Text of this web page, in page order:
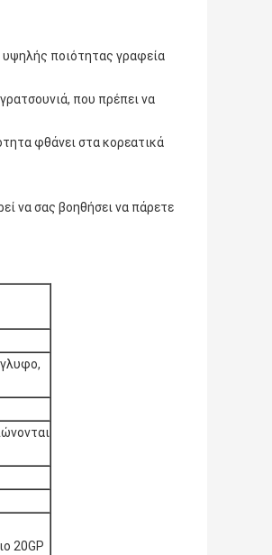
υψηλής ποιότητας γραφεία
που πρέπει να
φθάνει στα κορεατικά
να σας βοηθήσει να πάρετε
20GP